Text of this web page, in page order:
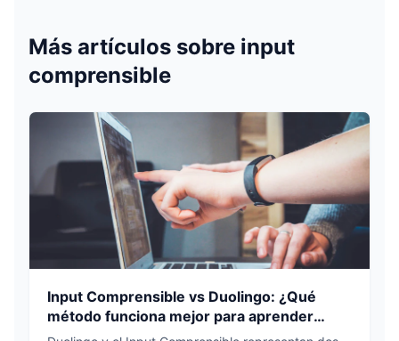
Más artículos sobre input
comprensible
Input Comprensible vs Duolingo: ¿Qué
método funciona mejor para aprender
inglés?